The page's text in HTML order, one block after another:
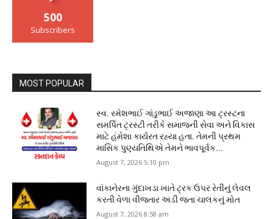
500
Subscribers
MOST POPULAR
સ્વ. રમેશભાઈ ગાંડુભાઈ અજાણા આ ટ્રસ્ટના
સમર્પિત ટ્રસ્ટી તરીકે સમાજની સેવા અને વિકાસ
માટે હંમેશા કાર્યરત રહ્યા હતા. તેમની પ્રથમ
માસિક પુણ્યતિથિએ તેમને ભાવપૂર્વક...
August 7, 2026 5:10 pm
વાંકાનેરના ગુંદાખડા ખાતે ટ્રક ઉપર રેતીનું લેવલ
કરતી વેળા વીજતાર અડી જતા ચાલકનું મોત
August 7, 2026 8:58 am